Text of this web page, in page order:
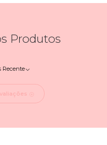
Produtos
Recente